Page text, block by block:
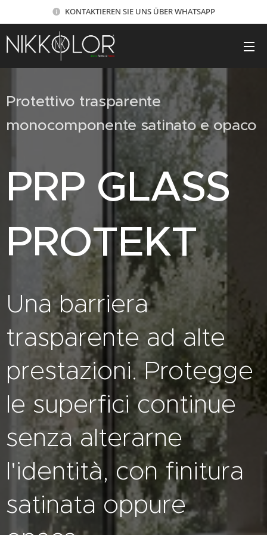
KONTAKTIEREN SIE UNS ÜBER WHATSAPP
Protettivo trasparente
monocomponente satinato e opaco
PRP GLASS
PROTEKT
Una barriera
trasparente ad alte
prestazioni. Protegge
le superfici continue
senza alterarne
l'identità, con finitura
satinata oppure